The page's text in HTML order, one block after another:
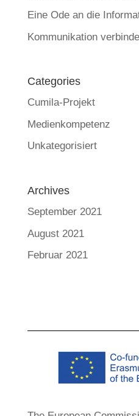
Eine Ode an die
Kommunikation
Categories
Cumila-Projekt
Medienkompetenz
Unkategorisiert
Archives
September 2021
August 2021
Februar 2021